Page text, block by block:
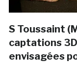
S Toussaint
captations
envisagées